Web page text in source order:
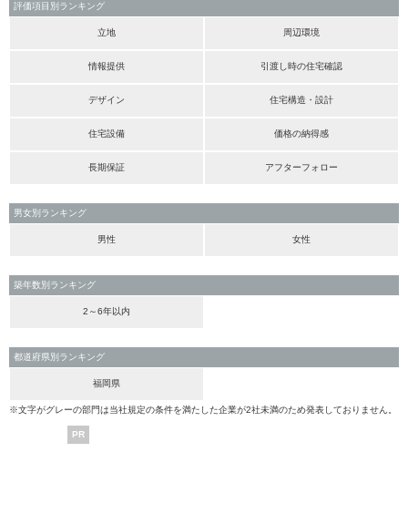
評価項目別ランキング
立地 周辺環境
情報提供 引渡し時の住宅確認
デザイン 住宅構造・設計
住宅設備 価格の納得感
長期保証 アフターフォロー
男女別ランキング
男性 女性
築年数別ランキング
2～6年以内
都道府県別ランキング
福岡県
※文字がグレーの部門は当社規定の条件を満たした企業が2社未満のため発表しておりません。
PR